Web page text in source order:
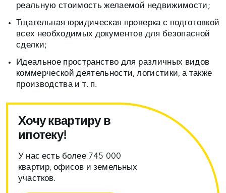
реальную стоимость желаемой недвижимости;
Тщательная юридическая проверка с подготовкой
всех необходимых документов для безопасной
сделки;
Идеальное пространство для различных видов
коммерческой деятельности, логистики, а также
производства и т. п.
Хочу квартиру в
ипотеку!
У нас есть более 745 000
квартир, офисов и земельных
участков.